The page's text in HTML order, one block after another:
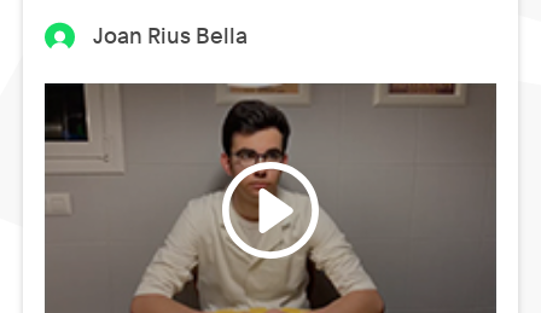
Joan Rius Bella